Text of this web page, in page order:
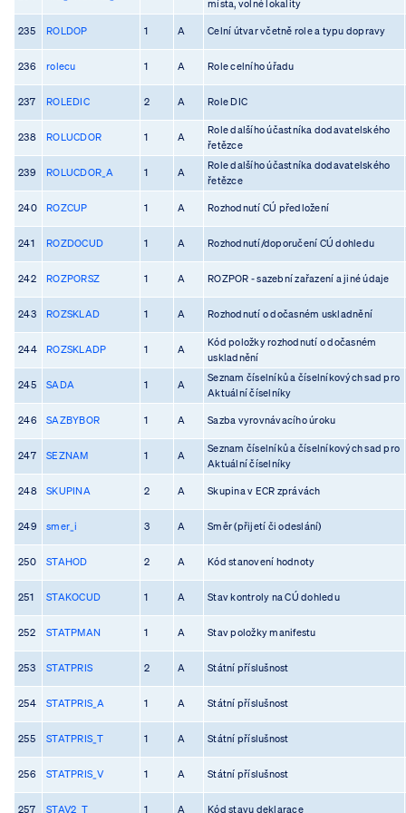
místa, volné lokality
235 ROLDOP 1 A Celní útvar včetně role a typu dopravy
236 rolecu 1 A Role celního úřadu
237 ROLEDIC 2 A Role DIC
238 ROLUCDOR 1 A
Role dalšího účastníka dodavatelského
řetězce
239 ROLUCDOR_A 1 A
Role dalšího účastníka dodavatelského
řetězce
240 ROZCUP 1 A Rozhodnutí CÚ předložení
241 ROZDOCUD 1 A Rozhodnutí/doporučení CÚ dohledu
242 ROZPORSZ 1 A ROZPOR - sazební zařazení a jiné údaje
243 ROZSKLAD 1 A Rozhodnutí o dočasném uskladnění
244 ROZSKLADP 1 A
Kód položky rozhodnutí o dočasném
uskladnění
245 SADA 1 A
Seznam číselníků a číselníkových sad pro
Aktuální číselníky
246 SAZBYBOR 1 A Sazba vyrovnávacího úroku
247 SEZNAM 1 A
Seznam číselníků a číselníkových sad pro
Aktuální číselníky
248 SKUPINA 2 A Skupina v ECR zprávách
249 smer_i 3 A Směr (přijetí či odeslání)
250 STAHOD 2 A Kód stanovení hodnoty
251 STAKOCUD 1 A Stav kontroly na CÚ dohledu
252 STATPMAN 1 A Stav položky manifestu
253 STATPRIS 2 A Státní příslušnost
254 STATPRIS_A 1 A Státní příslušnost
255 STATPRIS_T 1 A Státní příslušnost
256 STATPRIS_V 1 A Státní příslušnost
257 STAV2_T 1 A Kód stavu deklarace